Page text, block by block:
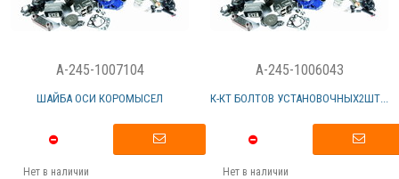
A-245-1007104
ШАЙБА ОСИ КОРОМЫСЕЛ
Нет в наличии
A-245-1006043
К-КТ БОЛТОВ УСТАНОВОЧНЫХ2ШТ...
Нет в наличии